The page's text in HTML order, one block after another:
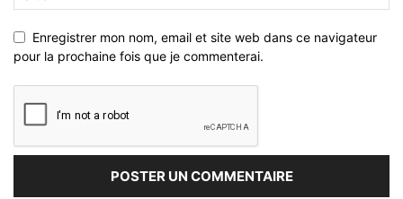
Enregistrer mon nom, email et site web dans ce navigateur
pour la prochaine fois que je commenterai.